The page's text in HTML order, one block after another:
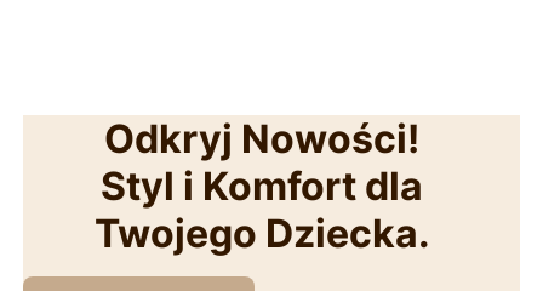
Odkryj Nowości!
Styl i Komfort dla
Twojego Dziecka.